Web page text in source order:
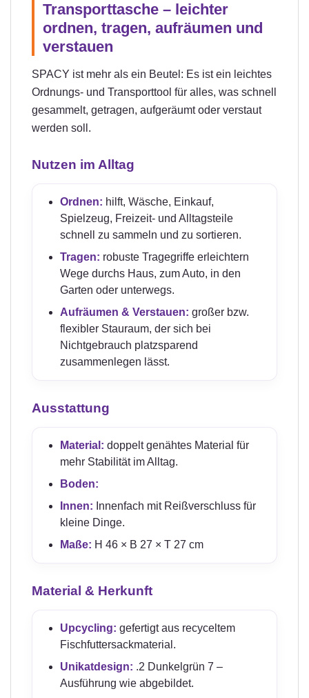
Transporttasche – leichter
ordnen, tragen, aufräumen und
verstauen
SPACY ist mehr als ein Beutel: Es ist ein leichtes
Ordnungs- und Transporttool für alles, was schnell
gesammelt, getragen, aufgeräumt oder verstaut
werden soll.
Nutzen im Alltag
Ordnen: hilft, Wäsche, Einkauf,
Spielzeug, Freizeit- und Alltagsteile
schnell zu sammeln und zu sortieren.
Tragen: robuste Tragegriffe erleichtern
Wege durchs Haus, zum Auto, in den
Garten oder unterwegs.
Aufräumen & Verstauen: großer bzw.
flexibler Stauraum, der sich bei
Nichtgebrauch platzsparend
zusammenlegen lässt.
Ausstattung
Material: doppelt genähtes Material für
mehr Stabilität im Alltag.
Boden:
Innen: Innenfach mit Reißverschluss für
kleine Dinge.
Maße: H 46 × B 27 × T 27 cm
Material & Herkunft
Upcycling: gefertigt aus recyceltem
Fischfuttersackmaterial.
Unikatdesign: .2 Dunkelgrün 7 –
Ausführung wie abgebildet.